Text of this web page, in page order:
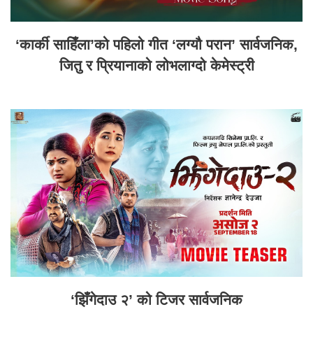
‘कार्की साहिँला’को पहिलो गीत ‘लग्यौ परान’ सार्वजनिक,
जितु र प्रियानाको लोभलाग्दो केमेस्ट्री
‘झिँगेदाउ २’ को टिजर सार्वजनिक